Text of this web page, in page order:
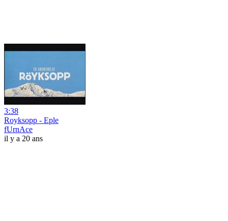
3:38
Royksopp - Eple
fUrnAce
il y a 20 ans